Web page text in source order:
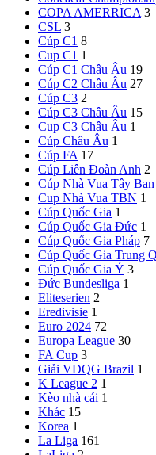
COPA AMERRICA 3
CSL 3
Cúp C1 8
Cup C1 1
Cúp C1 Châu Âu 19
Cúp C2 Châu Âu 27
Cúp C3 2
Cúp C3 Châu Âu 15
Cup C3 Châu Âu 1
Cúp Châu Âu 1
Cúp FA 17
Cúp Liên Đoàn Anh 2
Cúp Nhà Vua Tây
Cup Nhà Vua TBN 1
Cúp Quốc Gia 1
Cúp Quốc Gia Đức 1
Cúp Quốc Gia Pháp 7
Cúp Quốc Gia Trung
Cúp Quốc Gia Ý 3
Đức Bundesliga 1
Eliteserien 2
Eredivisie 1
Euro 2024 72
Europa League 30
FA Cup 3
Giải VĐQG Brazil 1
K League 2 1
Kèo nhà cái 1
Khác 15
Korea 1
La Liga 161